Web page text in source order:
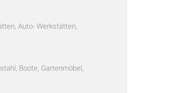
Auto- Werkstätten,
Boote, Gartenmöbel,